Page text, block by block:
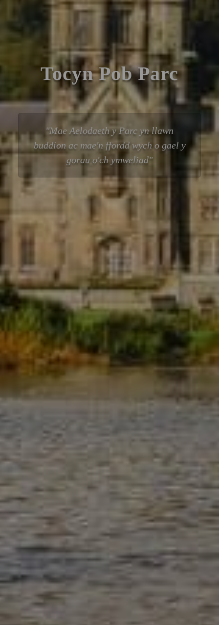
Tocyn Pob Parc
Mae Aelodaeth y Parc yn llawn
buddion ac mae'n ffordd wych o gael y
gorau o'ch ymweliad